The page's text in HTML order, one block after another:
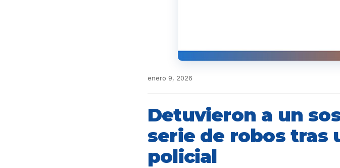
enero 9, 2026
Detuvieron a un
serie de robos tras
policial